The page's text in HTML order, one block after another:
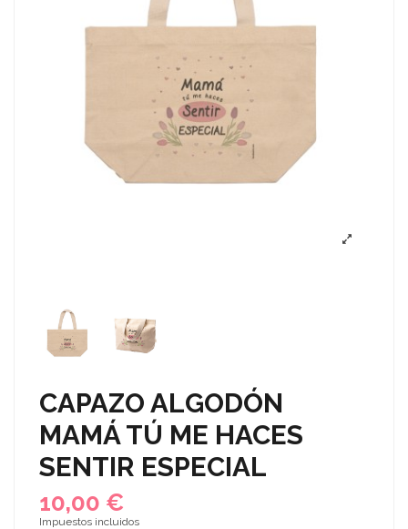
CAPAZO ALGODÓN
MAMÁ TÚ ME HACES
SENTIR ESPECIAL
10,00 €
Impuestos incluidos